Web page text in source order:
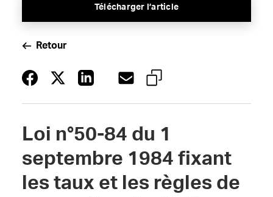
Télécharger l’article
Retour
Loi n°50-84 du 1
septembre 1984 fixant
les taux et les règles de